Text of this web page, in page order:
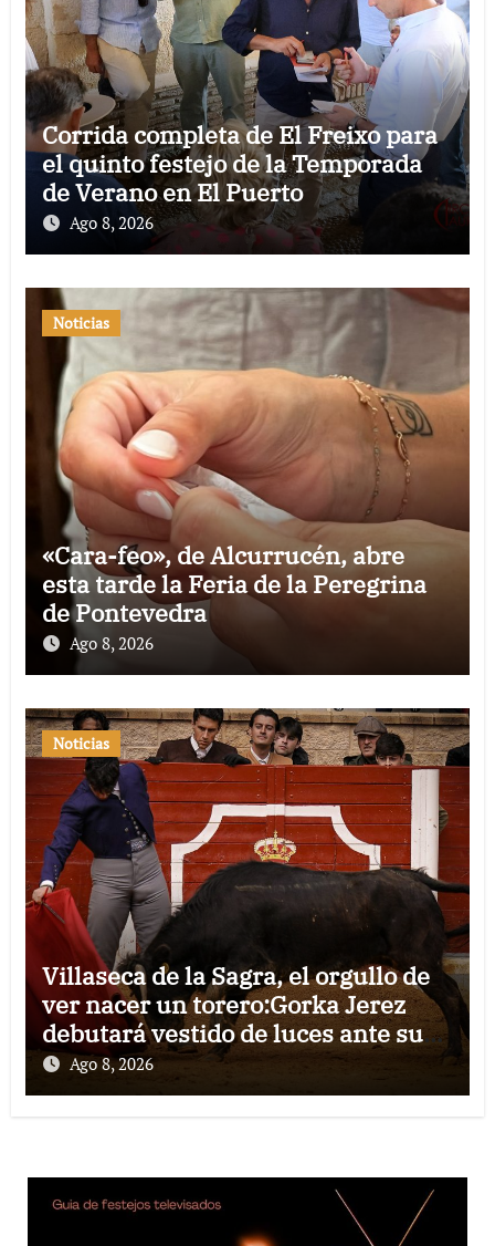
Corrida completa de El Freixo para
el quinto festejo de la Temporada
de Verano en El Puerto
Ago 8, 2026
Noticias
«Cara-feo», de Alcurrucén, abre
esta tarde la Feria de la Peregrina
de Pontevedra
Ago 8, 2026
Noticias
Villaseca de la Sagra, el orgullo de
ver nacer un torero:Gorka Jerez
debutará vestido de luces ante su
pueblo
Ago 8, 2026